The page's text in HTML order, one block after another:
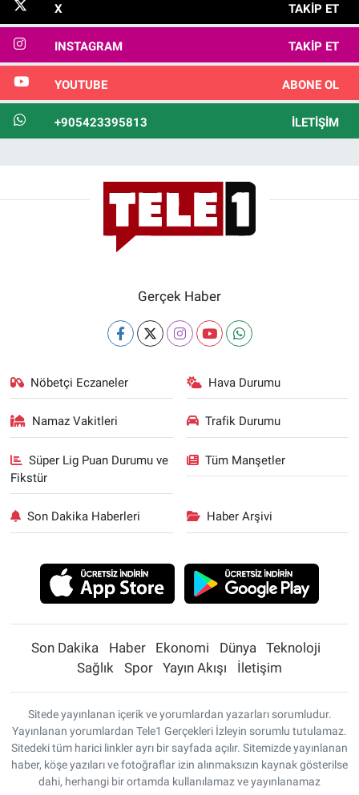
X TAKIP ET
INSTAGRAM TAKIP ET
YOUTUBE ABONE OL
+905423395813 İLETIŞIM
Gerçek Haber
Nöbetçi Eczaneler Hava Durumu
Namaz Vakitleri Trafik Durumu
Süper Lig Puan Durumu ve
Fikstür
Tüm Manşetler
Son Dakika Haberleri Haber Arşivi
Son Dakika Haber Ekonomi Dünya
Teknoloji
Sağlık
Spor Yayın Akışı İletişim
Sitede yayınlanan içerik ve yorumlardan yazarları sorumludur.
Yayınlanan yorumlardan Tele1 Gerçekleri İzleyin sorumlu tutulamaz.
Sitedeki tüm harici linkler ayrı bir sayfada açılır. Sitemizde yayınlanan
haber, köşe yazıları ve fotoğraflar izin alınmaksızın kaynak gösterilse
dahi, herhangi bir ortamda kullanılamaz ve yayınlanamaz